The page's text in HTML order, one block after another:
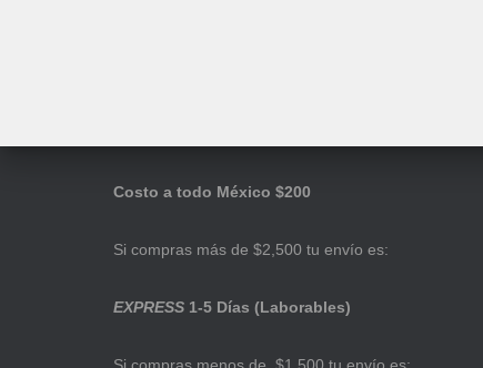
Costo a todo México $200
Si compras más de $2,500 tu envío es:
EXPRESS 1-5 Días (Laborables)